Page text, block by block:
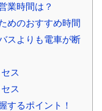
業時間は？
めのおすすめ時間
スよりも電車が断
ス
ス
するポイント！